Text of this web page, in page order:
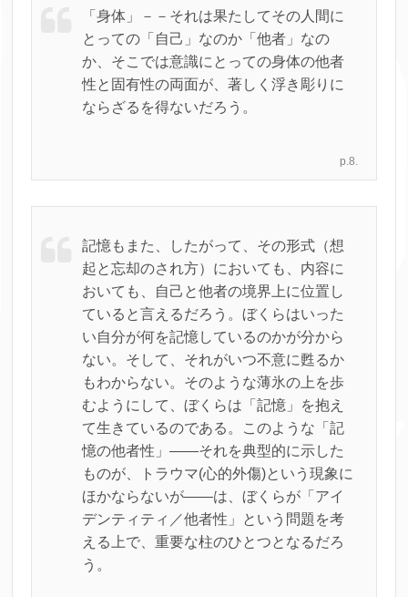
「身体」－－それは果たしてその人間に
とっての「自己」なのか「他者」なの
か、そこでは意識にとっての身体の他者
性と固有性の両面が、著しく浮き彫りに
ならざるを得ないだろう。
p.8.
記憶もまた、したがって、その形式（想
起と忘却のされ方）においても、内容に
おいても、自己と他者の境界上に位置し
ていると言えるだろう。ぼくらはいった
い自分が何を記憶しているのかが分から
ない。そして、それがいつ不意に甦るか
もわからない。そのような薄氷の上を歩
むようにして、ぼくらは「記憶」を抱え
て生きているのである。このような「記
憶の他者性」――それを典型的に示した
ものが、トラウマ(心的外傷)という現象に
ほかならないが――は、ぼくらが「アイ
デンティティ／他者性」という問題を考
える上で、重要な柱のひとつとなるだろ
う。